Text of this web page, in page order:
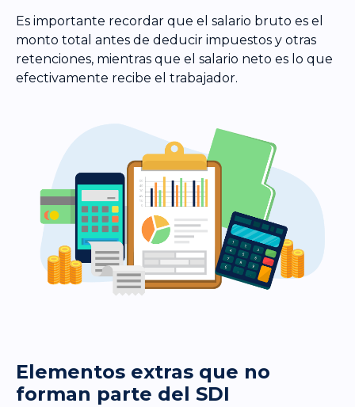
Es importante recordar que el salario bruto es el
monto total antes de deducir impuestos y otras
retenciones, mientras que el salario neto es lo que
efectivamente recibe el trabajador.
Elementos extras que no
forman parte del SDI